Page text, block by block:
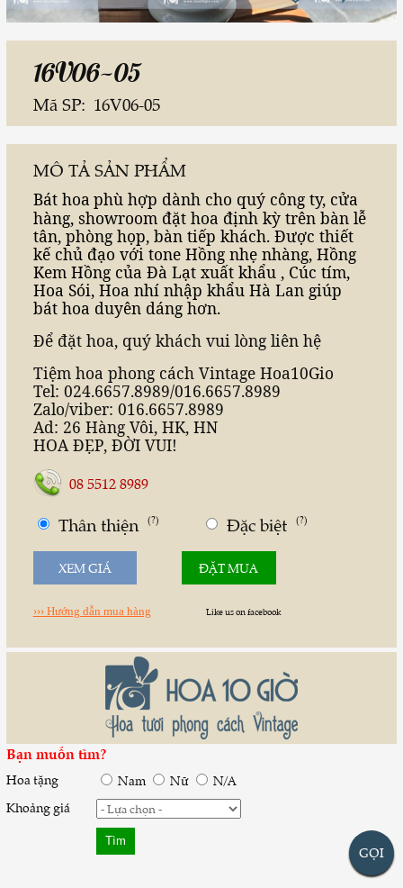
16V06-05
Mã SP: 16V06-05
MÔ TẢ SẢN PHẨM
Báthoa phù hợp dành cho quý công ty, cửa
hàng, showroom đặt hoa định kỳ trên bàn lễ
tân, phòng họp, bàn tiếp khách. Được thiết
kế chủ đạo với tone Hồng nhẹ nhàng, Hồng
Kem Hồng của Đà Lạt xuất khẩu , Cúc tím,
Hoa Sói, Hoa nhí nhập khẩu Hà Lan giúp
bát hoa duyên dáng hơn.
Để đặt hoa, quý khách vui lòng liên hệ
Tiệm hoa phong cách Vintage Hoa10Gio
Tel: 024.6657.8989/016.6657.8989
Zalo/viber: 016.6657.8989
Ad: 26 Hàng Vôi, HK, HN
HOA ĐẸP, ĐỜI VUI!
08 5512 8989
Thân thiện (?) Đặc biệt (?)
XEM GIÁ ĐẶT MUA
››› Hướng dẫn mua hàng Like us on facebook
Bạn muốn tìm?
Hoa tặng Nam Nữ
N/A
Khoảng giá
GỌI